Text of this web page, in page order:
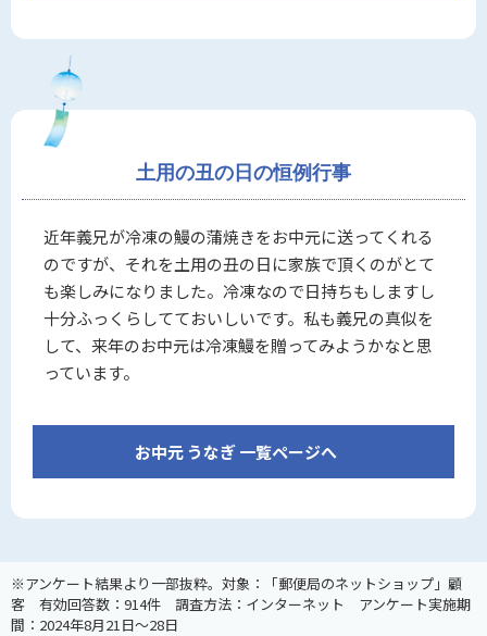
土用の丑の日の恒例行事
近年義兄が冷凍の鰻の蒲焼きをお中元に送ってくれる
のですが、それを土用の丑の日に家族で頂くのがとて
も楽しみになりました。冷凍なので日持ちもしますし
十分ふっくらしてておいしいです。私も義兄の真似を
して、来年のお中元は冷凍鰻を贈ってみようかなと思
っています。
お中元 うなぎ 一覧ページへ
※アンケート結果より一部抜粋。対象：「郵便局のネットショップ」顧
客 有効回答数：914件 調査方法：インターネット アンケート実施期
間：2024年8月21日～28日